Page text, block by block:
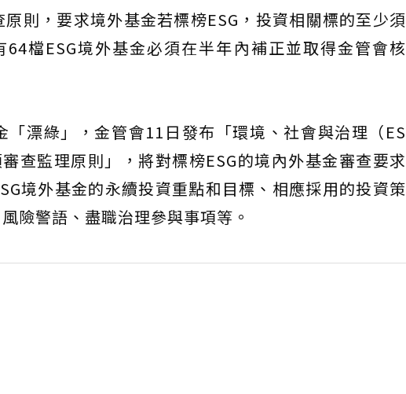
則，要求境外基金若標榜ESG，投資相關標的至少須
檔ESG境外基金必須在半年內補正並取得金管會核
「漂綠」，金管會11日發布「環境、社會與治理（ES
查監理原則」，將對標榜ESG的境內外基金審查要求
境外基金的永續投資重點和目標、相應採用的投資策
險警語、盡職治理參與事項等。